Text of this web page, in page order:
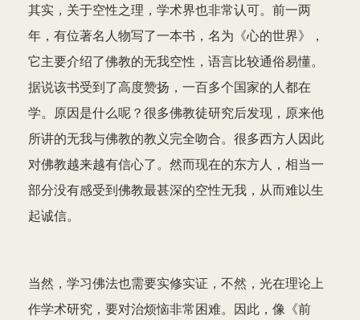
其实，关于空性之理，学术界也非常认可。前一两
年，有位著名人物写了一本书，名为《心的世界》，
它主要介绍了佛教的无我空性，语言比较通俗易懂。
据说该书受到了高度赞扬，一百多个国家的人都在
学。原因是什么呢？很多佛教徒研究后发现，原来他
所讲的无我与佛教的教义完全吻合。很多西方人因此
对佛教越来越有信心了。然而现在的东方人，相当一
部分没有感受到佛教最甚深的空性无我，从而难以生
起诚信。
当然，学习佛法也需要实修实证，不然，光在理论上
作学术研究，要对治烦恼非常困难。因此，像《前